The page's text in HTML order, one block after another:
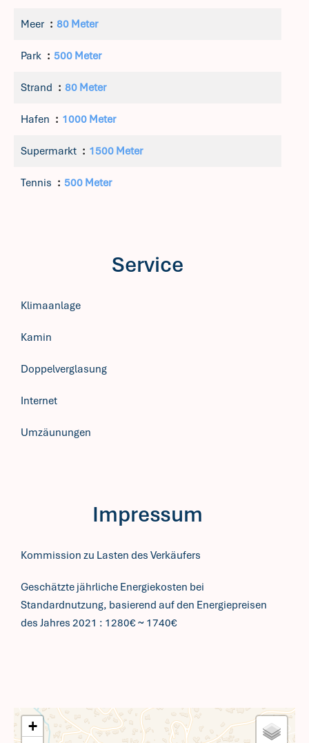
Meer 80 Meter
Park 500 Meter
Strand 80 Meter
Hafen 1000 Meter
Supermarkt 1500 Meter
Tennis 500 Meter
Service
Klimaanlage
Kamin
Doppelverglasung
Internet
Umzäunungen
Impressum
Kommission zu Lasten des Verkäufers
Geschätzte jährliche Energiekosten bei
Standardnutzung, basierend auf den Energiepreisen
des Jahres 2021 : 1280€ ~ 1740€
+